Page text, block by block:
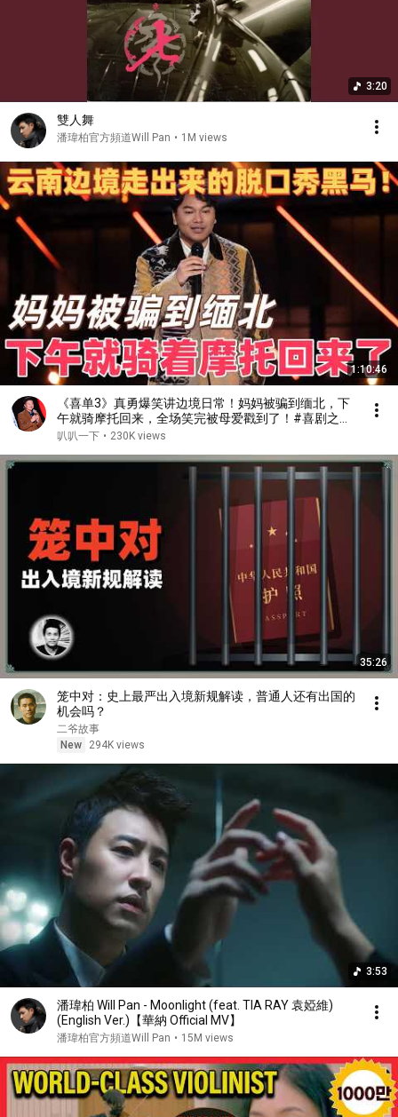
3:20
雙人舞
潘瑋柏官方頻道Will Pan • 1M views
1:10:46
《喜单3》真勇爆笑讲边境日常！妈妈被骗到缅北，下
午就骑摩托回来，全场笑完被母爱戳到了！#喜剧之王
单口季 #脱口秀 #搞笑 #喜剧 #funny #综艺
叭叭一下 • 230K views
35:26
笼中对：史上最严出入境新规解读，普通人还有出国的
机会吗？
二爷故事
New
294K views
3:53
潘瑋柏 Will Pan - Moonlight (feat. TIA RAY 袁婭維)
(English Ver.)【華納 Official MV】
潘瑋柏官方頻道Will Pan • 15M views